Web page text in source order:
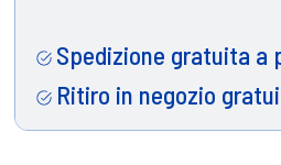
Spedizione gratuita a
Ritiro in negozio